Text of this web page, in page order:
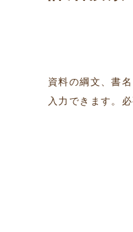
資料の綱文、書
入力できます。